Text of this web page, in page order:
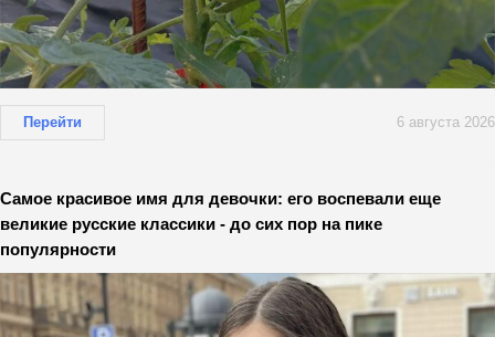
Перейти 6 августа 2026
Самое красивое имя для девочки: его воспевали еще
великие русские классики - до сих пор на пике
популярности